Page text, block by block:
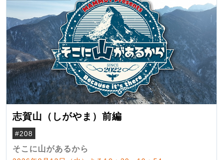
志賀山（しがやま）前編
#208
そこに山があるから